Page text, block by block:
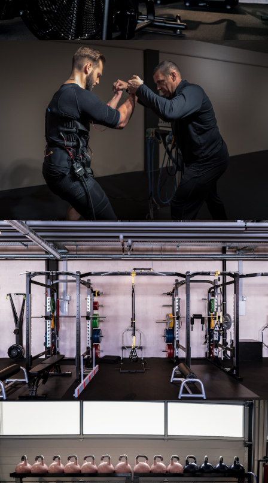
Notre salle
Notre salle